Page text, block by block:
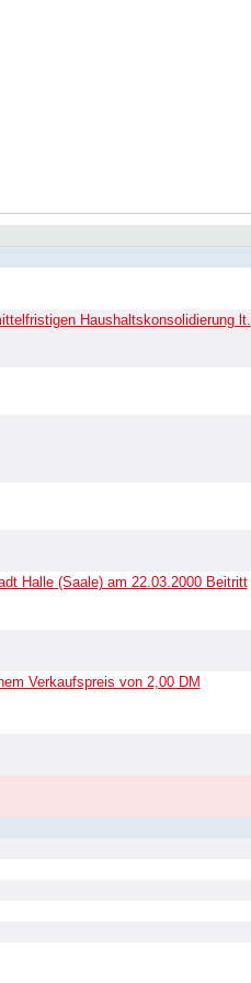
Haushaltskonsolidierung lt.
Halle (Saale) am 22.03.2000 Beitritt
Verkaufspreis von 2,00 DM